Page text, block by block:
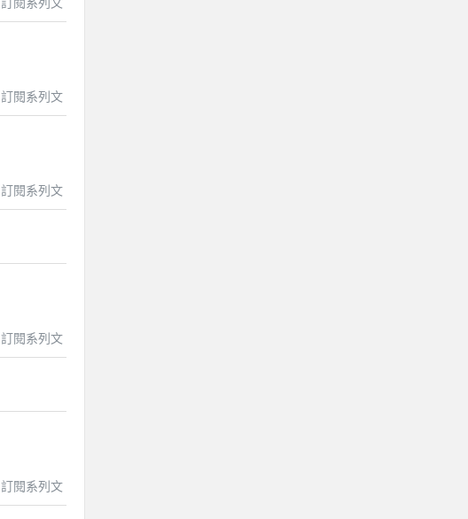
訂閱系列文
訂閱系列文
訂閱系列文
訂閱系列文